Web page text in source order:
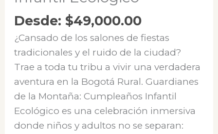
Desde:$49,000.00
¿Cansado de los salones de fiestas
tradicionales y el ruido de la ciudad?
Trae a toda tu tribu a vivir una verdadera
aventura en la Bogotá Rural. Guardianes
de la Montaña: Cumpleaños Infantil
Ecológico es una celebración inmersiva
donde niños y adultos no se separan: